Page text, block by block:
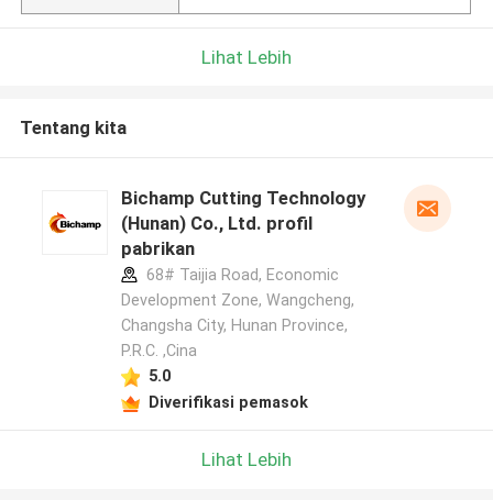
Lihat Lebih
Tentang kita
Bichamp Cutting Technology
(Hunan) Co., Ltd. profil
pabrikan
68# Taijia Road, Economic
Development Zone, Wangcheng,
Changsha City, Hunan Province,
P.R.C. ,Cina
5.0
Diverifikasi pemasok
Lihat Lebih